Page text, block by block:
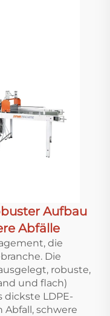
Aufbau
Abfälle
die
Die
robuste,
und flach)
dickste LDPE-
Abfall, schwere